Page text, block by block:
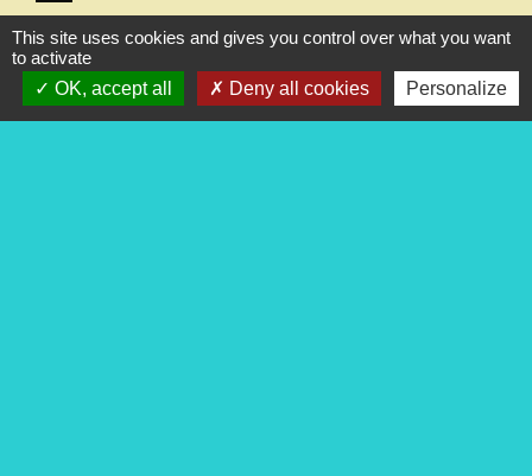
Liens
This site uses cookies and gives you control over what you want
to activate
OK, accept all
Deny all cookies Personalize